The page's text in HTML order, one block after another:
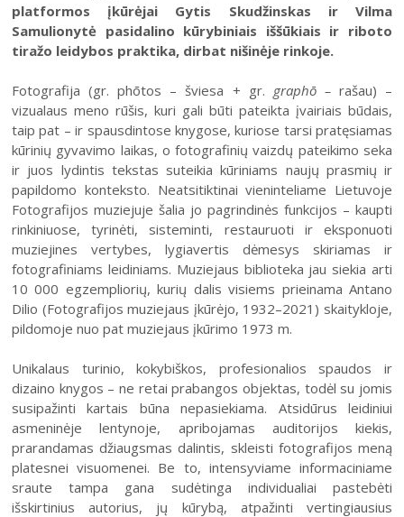
Kultūros pasas
Integruotos muziejinės pamokos
Rugpjūtis 2026
1 2
3 4 5 6 7 8 9
1011 121314 15 16
17181920212223
24252627282930
31
2025 (XXII festivalis)
2024 (XXI festivalis)
2023 (XX festivalis)
2022 (XIX festivalis)
2021 (XVIII festivalis)
platformos įkūrėjai Gytis Skudžinskas ir Vilma
Samulionytė pasidalino kūrybiniais iššūkiais ir riboto
tiražo leidybos praktika, dirbat nišinėje rinkoje.
Fotografija (gr. phōtos – šviesa + gr. graphō –rašau) –
vizualaus meno rūšis, kuri gali būti pateikta įvairiais būdais,
taip pat – ir spausdintose knygose, kuriose tarsi pratęsiamas
kūrinių gyvavimo laikas, o fotografinių vaizdų pateikimo seka
ir juos lydintis tekstas suteikia kūriniams naujų prasmių ir
papildomo konteksto. Neatsitiktinai vieninteliame Lietuvoje
Fotografijos muziejuje šalia jo pagrindinės funkcijos – kaupti
rinkiniuose, tyrinėti, sisteminti, restauruoti ir eksponuoti
muziejines vertybes, lygiavertis dėmesys skiriamas ir
fotografiniams leidiniams. Muziejaus biblioteka jau siekia arti
10 000 egzempliorių, kurių dalis visiems prieinama Antano
Dilio (Fotografijos muziejaus įkūrėjo, 1932–2021) skaitykloje,
pildomoje nuo pat muziejaus įkūrimo 1973 m.
Unikalaus turinio, kokybiškos, profesionalios spaudos ir
dizaino knygos – ne retai prabangos objektas, todėl su jomis
susipažinti kartais būna nepasiekiama. Atsidūrus leidiniui
asmeninėje lentynoje, apribojamas auditorijos kiekis,
prarandamas džiaugsmas dalintis, skleisti fotografijos meną
platesnei visuomenei. Be to, intensyviame informaciniame
sraute tampa gana sudėtinga individualiai pastebėti
išskirtinius autorius, jų kūrybą, atpažinti vertingiausius